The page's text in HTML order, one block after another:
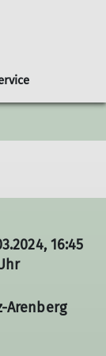
16:45
Arenberg